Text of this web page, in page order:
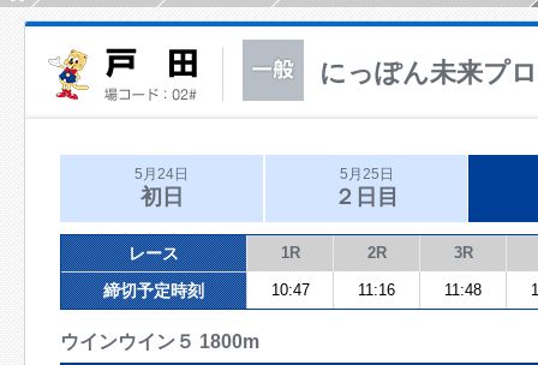
にっぽん未来プ
5月24日
初日
5月25日
２日目
レース 1R 2R 3R
締切予定時刻 10:47 11:16 11:48
ウインウイン５ 1800m